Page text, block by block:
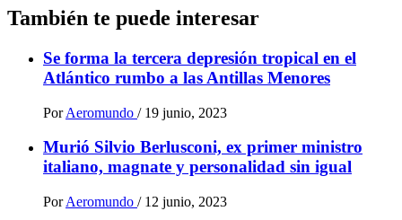
También te puede interesar
Se forma la tercera depresión tropical en el
Atlántico rumbo a las Antillas Menores
Por Aeromundo / 19 junio, 2023
Murió Silvio Berlusconi, ex primer ministro
italiano, magnate y personalidad sin igual
Por Aeromundo / 12 junio, 2023